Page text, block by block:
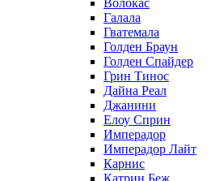
Волокас
Галала
Гватемала
Голден Браун
Голден Спайдер
Грин Тинос
Дайна Реал
Джанини
Елоу Сприн
Имперадор
Имперадор Лайт
Карнис
Катрин Беж